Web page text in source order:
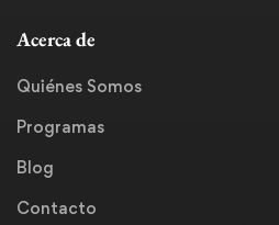
Acerca de
Quiénes Somos
Programas
Blog
Contacto